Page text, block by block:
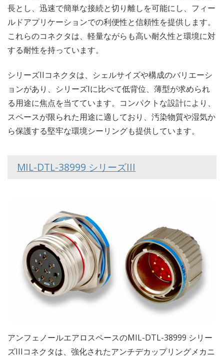
長とし、迅速で簡単な接続と切り離しを可能にし、フィー
ルドアプリケーションでの利便性と信頼性を提供します。
これらのコネクタは、軽量ながらも高い耐久性と環境に対
する耐性を持っています。
シリーズIIコネクタは、シェルサイズや構成のバリエーシ
ョンがあり、シリーズIに比べて低背位、薄型が求められ
る用途に焦点を当てています。コンパクトな設計により、
スペースが限られた用途に適しており、汚染物質や湿気か
ら保護する堅牢な環境シーリングも提供しています。
MIL-DTL-38999 シリーズIII
アンフェノールエアロスペースのMIL-DTL-38999 シリー
ズIIIコネクタは、強化されたアンチデカップリングメカニ